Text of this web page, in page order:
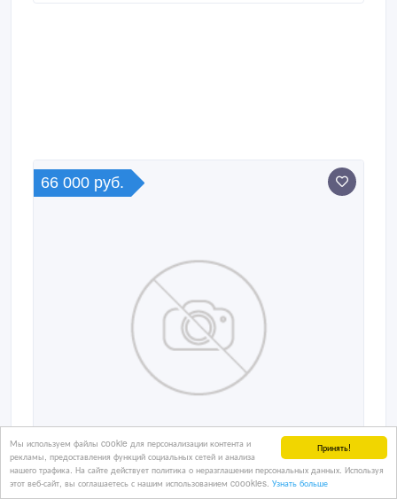
Принять!
Мы используем файлы cookie для персонализации контента и
рекламы, предоставления функций социальных сетей и анализа
нашего трафика. На сайте действует политика о неразглашении персональных данных. Используя
этот веб-сайт, вы соглашаетесь с нашим использованием coookies. Узнать больше
66 000 руб.